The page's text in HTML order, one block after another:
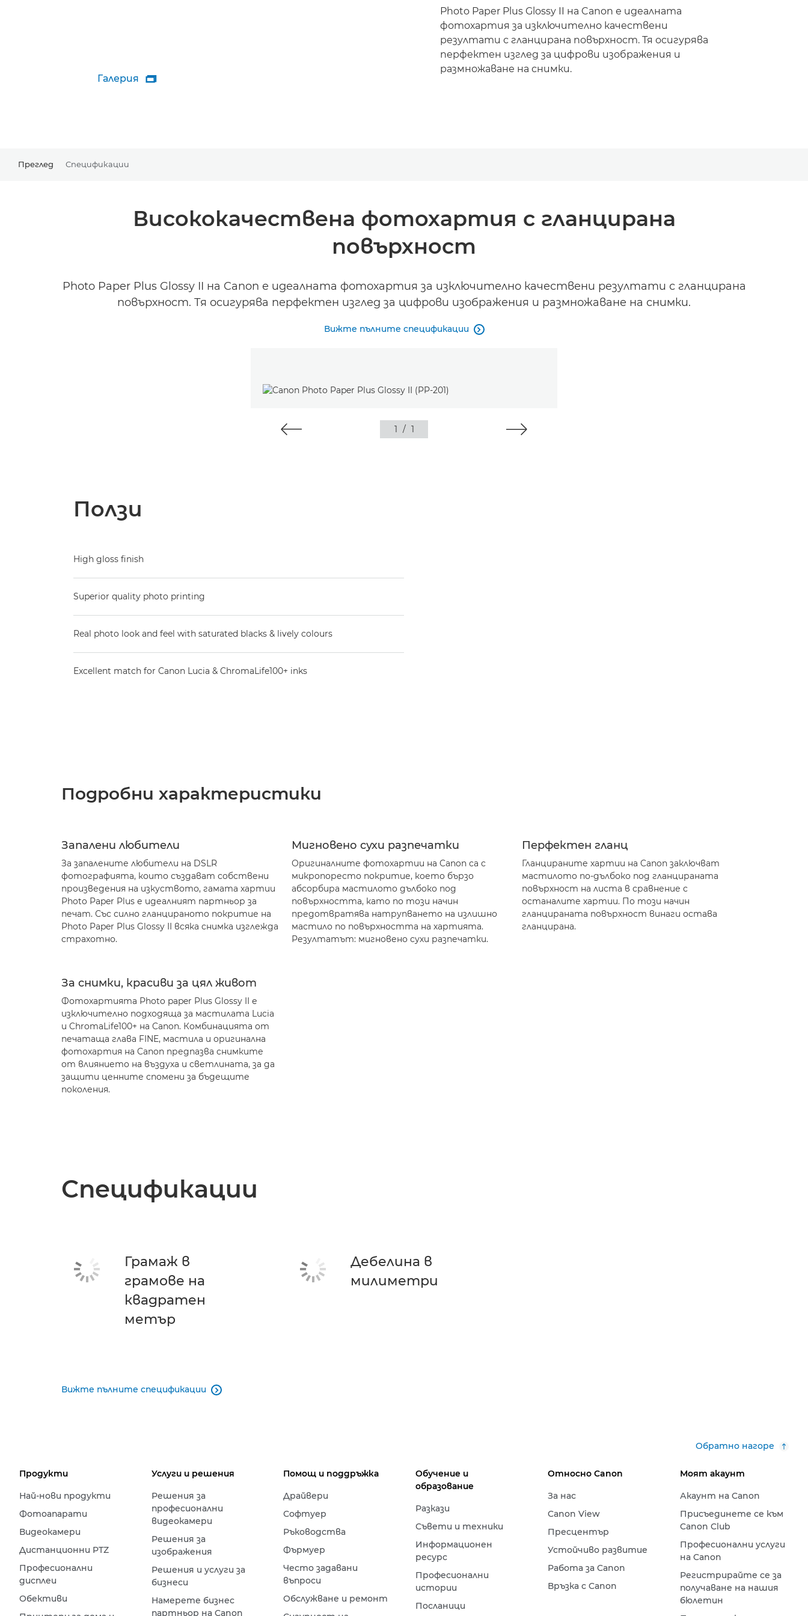
Галерия 
Photo Paper Plus Glossy II на Canon е идеалната
фотохартия за изключително качествени
резултати с гланцирана повърхност. Тя осигурява
перфектен изглед за цифрови изображения и
размножаване на снимки.
Преглед Спецификации
Висококачествена фотохартия с гланцирана
повърхност
Photo Paper Plus Glossy II на Canon е идеалната фотохартия за изключително качествени резултати с гланцирана
повърхност. Тя осигурява перфектен изглед за цифрови изображения и размножаване на снимки.
Вижте пълните спецификации 
1 / 1
Ползи
High gloss finish
Superior quality photo printing
Real photo look and feel with saturated blacks & lively colours
Excellent match for Canon Lucia & ChromaLife100+ inks
Подробни характеристики
Запалени любители
За запалените любители на DSLR
фотографията, които създават собствени
произведения на изкуството, гамата хартии
Photo Paper Plus е идеалният партньор за
печат. Със силно гланцираното покритие на
Photo Paper Plus Glossy II всяка снимка изглежда
страхотно.
Мигновено сухи разпечатки
Оригиналните фотохартии на Canon са с
микропоресто покритие, което бързо
абсорбира мастилото дълбоко под
повърхността, като по този начин
предотвратява натрупването на излишно
мастило по повърхността на хартията.
Резултатът: мигновено сухи разпечатки.
Перфектен гланц
Гланцираните хартии на Canon заключват
мастилото по-дълбоко под гланцираната
повърхност на листа в сравнение с
останалите хартии. По този начин
гланцираната повърхност винаги остава
гланцирана.
За снимки, красиви за цял живот
Фотохартията Photo paper Plus Glossy II е
изключително подходяща за мастилата Lucia
и ChromaLife100+ на Canon. Комбинацията от
печатаща глава FINE, мастила и оригинална
фотохартия на Canon предпазва снимките
от влиянието на въздуха и светлината, за да
защити ценните спомени за бъдещите
поколения.
Спецификации
Грамаж в
грамове на
квадратен
метър
Дебелина в
милиметри
Вижте пълните спецификации 
Обратно нагоре
Продукти
Най-нови продукти
Фотоапарати
Видеокамери
Дистанционни PTZ
Професионални
дисплеи
Обективи
Услуги и решения
Решения за
професионални
видеокамери
Решения за
изображения
Решения и услуги за
бизнеси
Намерете бизнес
партньор на Canon
Помощ и поддръжка
Драйвери
Софтуер
Ръководства
Фърмуер
Често задавани
въпроси
Обслужване и ремонт
Обучение и
образование
Разкази
Съвети и техники
Информационен
ресурс
Професионални
истории
Посланици
Относно Canon
За нас
Canon View
Пресцентър
Устойчиво развитие
Работа за Canon
Връзка с Canon
Моят акаунт
Акаунт на Canon
Присъединете се към
Canon Club
Професионални услуги
на Canon
Регистрирайте се за
получаване на нашия
бюлетин